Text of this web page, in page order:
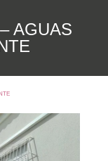
AGUAS